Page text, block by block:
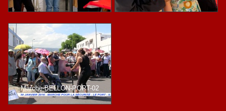
Marche-BELLON-PORT-02